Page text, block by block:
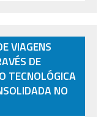
VIAGENS
DE
TECNOLÓGICA
NO